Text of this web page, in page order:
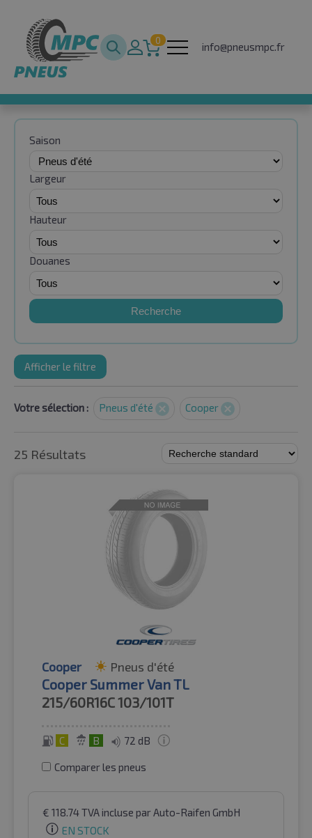
0
info@pneusmpc.fr
Saison
Largeur
Hauteur
Douanes
Recherche
Afficher le filtre
Votre sélection : Pneus d'été Cooper
25 Résultats
Cooper Pneus d'été
Cooper Summer Van TL
215/60R16C103/101T
C B 72 dB
Comparer les pneus
€ 118.74TVA incluse par Auto-Raifen GmbH
EN STOCK